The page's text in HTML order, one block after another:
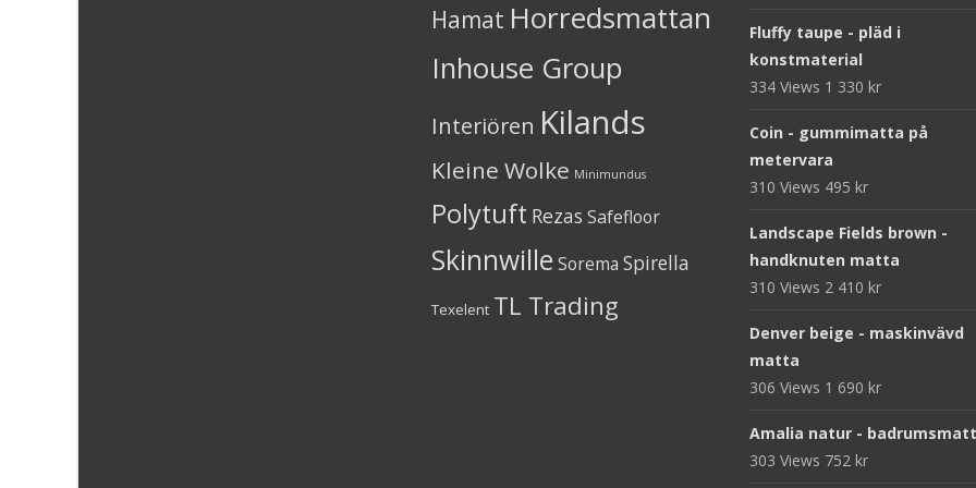
Hamat Horredsmattan
Inhouse Group
Interiören Kilands
Kleine Wolke Minimundus
Polytuft Rezas Safefloor
Skinnwille Sorema Spirella
Texelent TL Trading
Fluffy taupe - pläd i
konstmaterial
334 Views 1 330 kr
Coin - gummimatta på
metervara
310 Views 495 kr
Landscape Fields brown -
handknuten matta
310 Views 2 410 kr
Denver beige - maskinvävd
matta
306 Views 1 690 kr
Amalia natur -
303 Views 752 kr